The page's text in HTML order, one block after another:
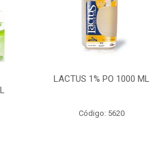
LACTUS 1% PO 1000 ML
Código: 5620